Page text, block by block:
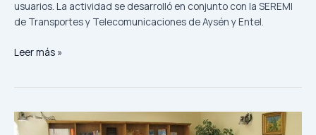
usuarios. La actividad se desarrolló en conjunto con la SEREMI
de Transportes y Telecomunicaciones de Aysén y Entel.
Leer más »
ODECU